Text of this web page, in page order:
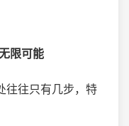
限可能
往往只有几步，特